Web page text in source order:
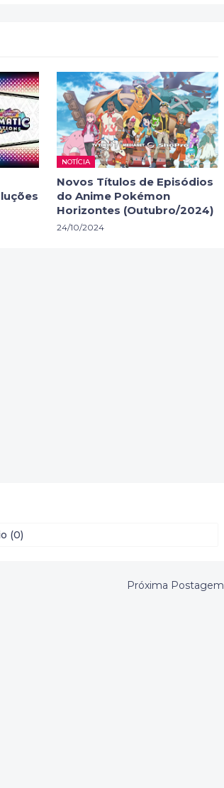
NOTÍCIA
Novos Títulos de Episódios
do Anime Pokémon
Horizontes (Outubro/2024)
24/10/2024
(0)
Próxima Postagem